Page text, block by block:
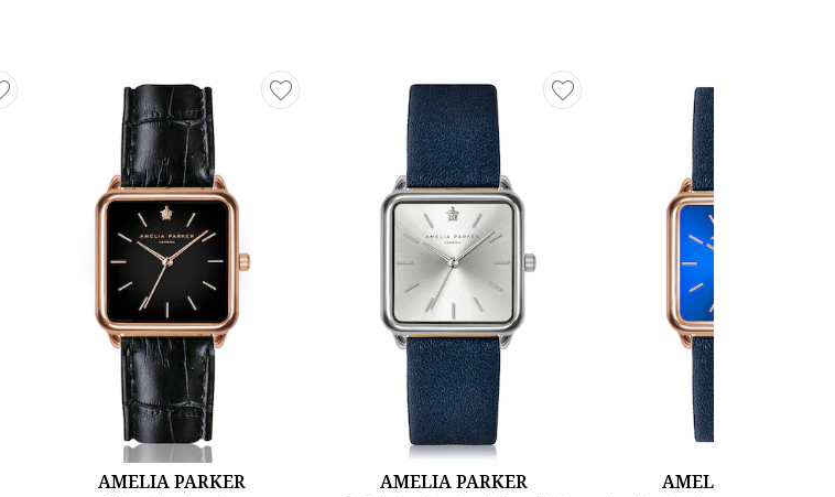
AMELIA PARKER
AMELIA PARKER
AMELIA PARKER